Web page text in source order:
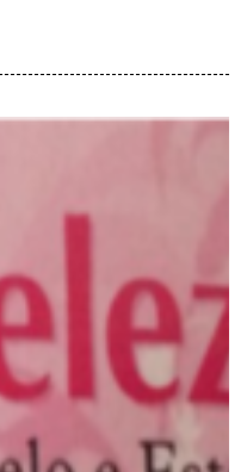
e Estética